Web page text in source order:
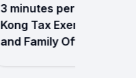
3 minutes perspective |
Kong Tax Exemption on
and Family Office (Part